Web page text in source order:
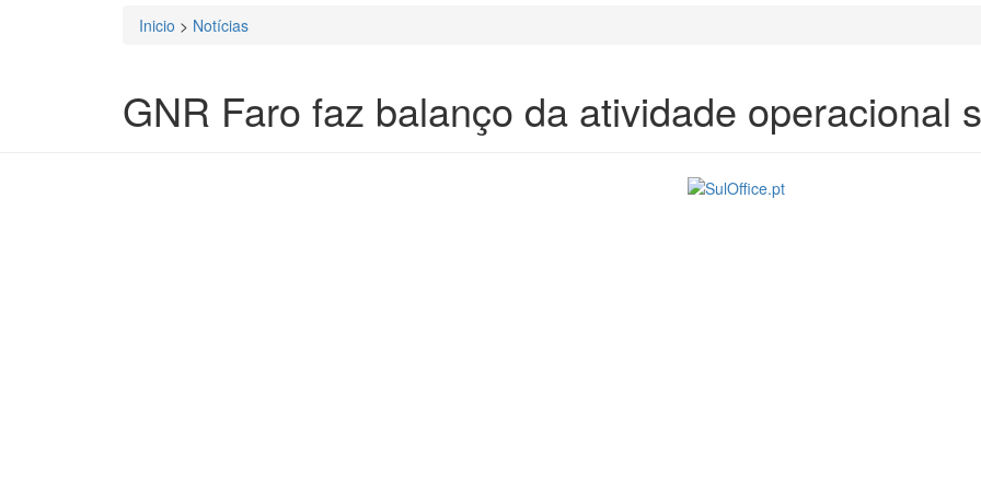
Está aqui
Inicio > Notícias
GNR Faro faz balanço da atividade operacional